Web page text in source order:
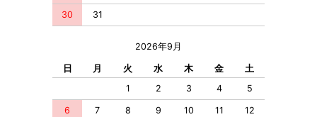
30 31
2026年9月
日 月 火 水 木 金
土
1
2 3 4 5
6 7 8 9 10 11 12